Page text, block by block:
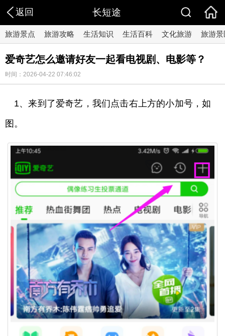
返回 长短途
旅游景点 旅游攻略 生活知识 生活百科 文化旅游 旅游景
爱奇艺怎么邀请好友一起看电视剧、电影等？
时间：2026-04-22 07:46:02
1、来到了爱奇艺，我们点击右上方的小加号，如
图。